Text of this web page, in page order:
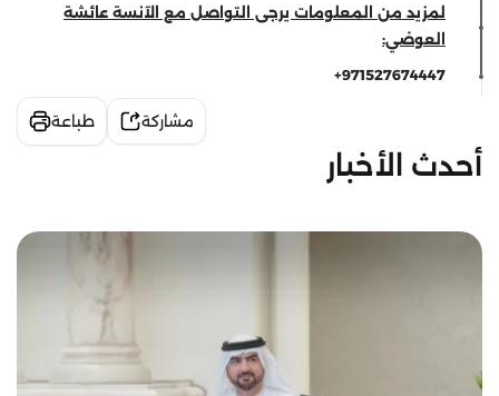
لمزيد من المعلومات يرجى التواصل مع الآنسة عائشة
العوضي:
971527674447+
مشاركة طباعة
أحدث الأخبار